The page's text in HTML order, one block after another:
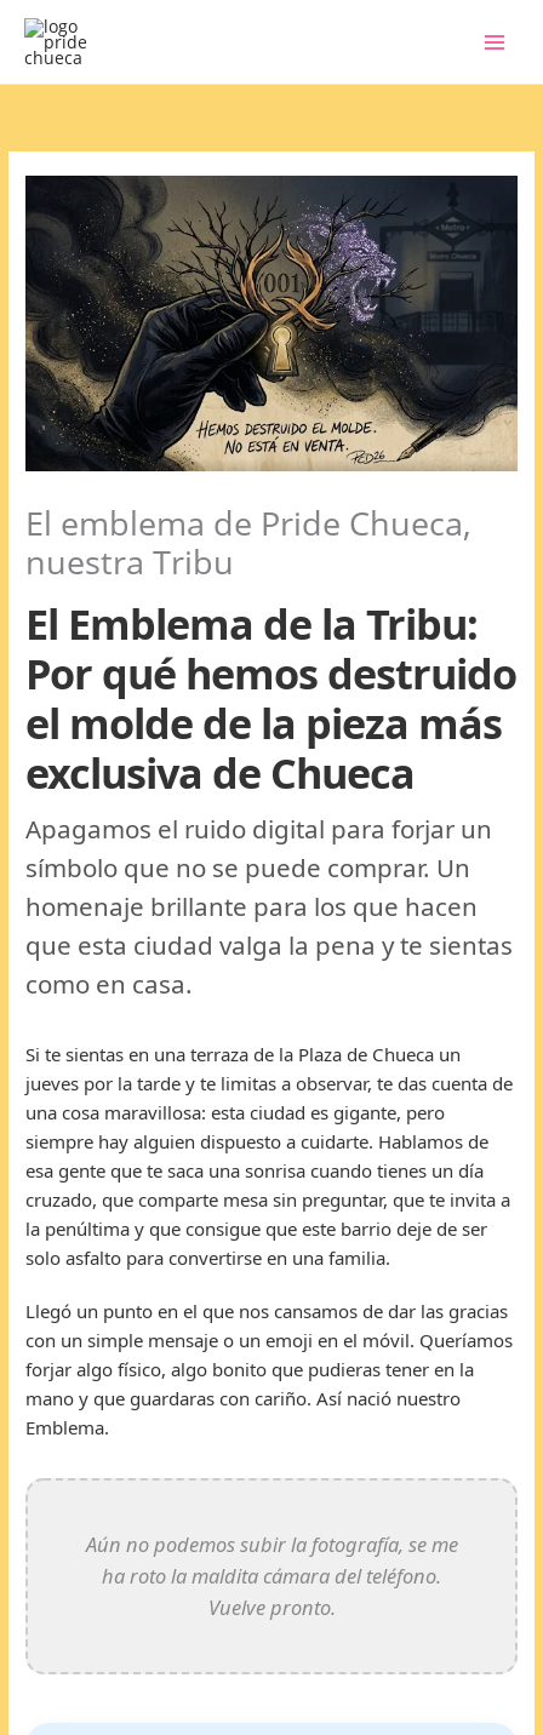
contenido
El emblema de Pride Chueca,
nuestra Tribu
El Emblema de la Tribu:
Por qué hemos destruido
el molde de la pieza más
exclusiva de Chueca
Apagamos el ruido digital para forjar un
símbolo que no se puede comprar. Un
homenaje brillante para los que hacen
que esta ciudad valga la pena y te sientas
como en casa.
Si te sientas en una terraza de la Plaza de Chueca un
jueves por la tarde y te limitas a observar, te das cuenta de
una cosa maravillosa: esta ciudad es gigante, pero
siempre hay alguien dispuesto a cuidarte. Hablamos de
esa gente que te saca una sonrisa cuando tienes un día
cruzado, que comparte mesa sin preguntar, que te invita a
la penúltima y que consigue que este barrio deje de ser
solo asfalto para convertirse en una familia.
Llegó un punto en el que nos cansamos de dar las gracias
con un simple mensaje o un emoji en el móvil. Queríamos
forjar algo físico, algo bonito que pudieras tener en la
mano y que guardaras con cariño. Así nació nuestro
Emblema.
Aún no podemos subir la fotografía, se me
ha roto la maldita cámara del teléfono.
Vuelve pronto.